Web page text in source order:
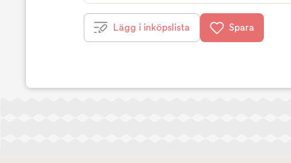
Lägg i inköpslista Spara